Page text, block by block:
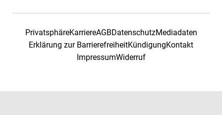
PrivatsphäreKarriereAGBDatenschutzMediadaten
Erklärung zur BarrierefreiheitKündigungKontakt
ImpressumWiderruf